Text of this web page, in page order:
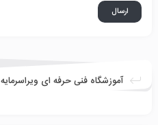
آموزشگاه فنی حرفه ای ویراسرمایه